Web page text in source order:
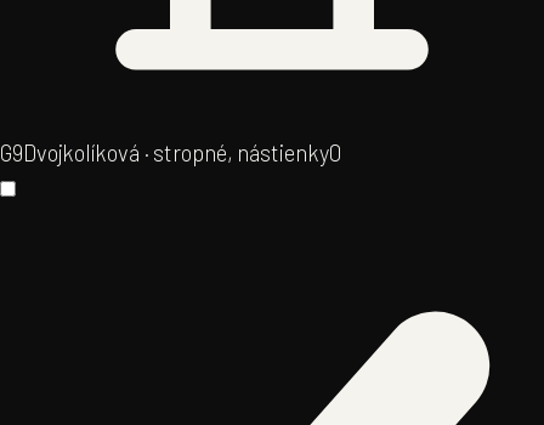
G9Dvojkolíková · stropné, nástienky0